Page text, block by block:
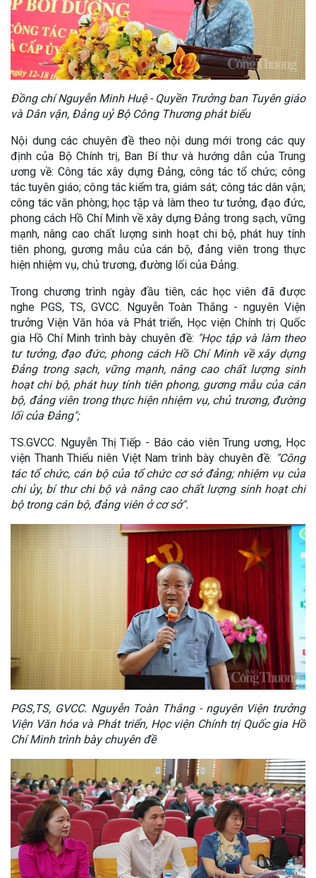
Đồng chí Nguyễn Minh Huệ - Quyền Trưởng ban Tuyên giáo
và Dân vận, Đảng uỷ Bộ Công Thương phát biểu
Nội dung các chuyên đề theo nội dung mới trong các quy
định của Bộ Chính trị, Ban Bí thư và hướng dẫn của Trung
ương về: Công tác xây dựng Đảng, công tác tổ chức; công
tác tuyên giáo; công tác kiểm tra, giám sát; công tác dân vận;
công tác văn phòng; học tập và làm theo tư tưởng, đạo đức,
phong cách Hồ Chí Minh về xây dựng Đảng trong sạch, vững
mạnh, nâng cao chất lượng sinh hoạt chi bộ, phát huy tính
tiên phong, gương mẫu của cán bộ, đảng viên trong thực
hiện nhiệm vụ, chủ trương, đường lối của Đảng.
Trong chương trình ngày đầu tiên, các học viên đã được
nghe PGS, TS, GVCC. Nguyễn Toàn Thắng - nguyên Viện
trưởng Viện Văn hóa và Phát triển, Học viện Chính trị Quốc
gia Hồ Chí Minh trình bày chuyên đề: "Học tập và làm theo
tư tưởng, đạo đức, phong cách Hồ Chí Minh về xây dựng
Đảng trong sạch, vững mạnh, nâng cao chất lượng sinh
hoạt chi bộ, phát huy tính tiên phong, gương mẫu của cán
bộ, đảng viên trong thực hiện nhiệm vụ, chủ trương, đường
lối của Đảng";
TS.GVCC. Nguyễn Thị Tiếp - Báo cáo viên Trung ương, Học
viện Thanh Thiếu niên Việt Nam trình bày chuyên đề: "Công
tác tổ chức, cán bộ của tổ chức cơ sở đảng; nhiệm vụ của
chi ủy, bí thư chi bộ và nâng cao chất lượng sinh hoạt chi
bộ trong cán bộ, đảng viên ở cơ sở".
PGS,TS, GVCC. Nguyễn Toàn Thắng - nguyên Viện trưởng
Viện Văn hóa và Phát triển, Học viện Chính trị Quốc gia Hồ
Chí Minh trình bày chuyên đề